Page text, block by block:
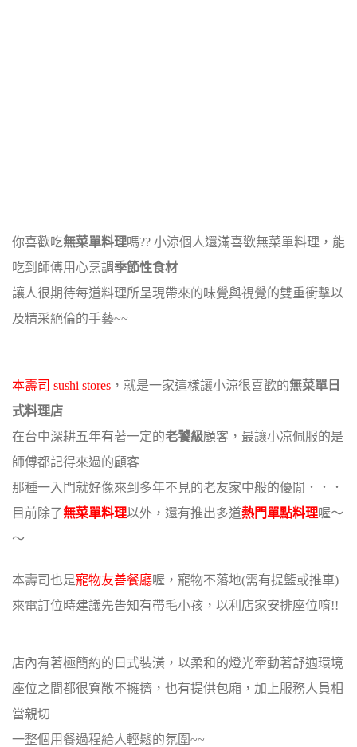
你喜歡吃無菜單料理嗎?? 小涼個人還滿喜歡無菜單料理，能
吃到師傅用心烹調季節性食材
讓人很期待每道料理所呈現帶來的味覺與視覺的雙重衝擊以
及精采絕倫的手藝~~
本壽司 sushi stores ，就是一家這樣讓小涼很喜歡的無菜單日
式料理店
在台中深耕五年有著一定的老饕級顧客，最讓小凉佩服的是
師傅都記得來過的顧客
那種一入門就好像來到多年不見的老友家中般的優閒．．．
目前除了無菜單料理以外，還有推出多道熱門單點料理喔～
～
本壽司也是寵物友善餐廳喔，寵物不落地(需有提籃或推車)
來電訂位時建議先告知有帶毛小孩，以利店家安排座位唷!!
店內有著極簡約的日式裝潢，以柔和的燈光牽動著舒適環境
座位之間都很寬敞不擁擠，也有提供包廂，加上服務人員相
當親切
一整個用餐過程給人輕鬆的氛圍~~